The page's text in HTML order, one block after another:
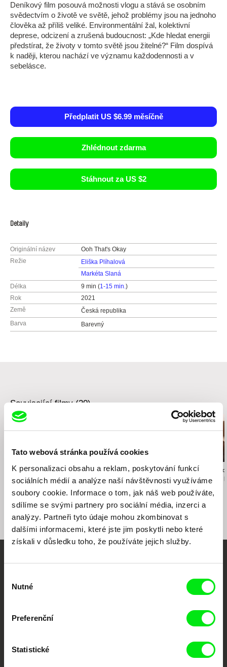
Tato webová stránka používá cookies
K personalizaci obsahu a reklam, poskytování funkcí
sociálních médií a analýze naší návštěvnosti využíváme
soubory cookie. Informace o tom, jak náš web používáte,
sdílíme se svými partnery pro sociální média, inzerci a
analýzy. Partneři tyto údaje mohou zkombinovat s
dalšími informacemi, které jste jim poskytli nebo které
získali v důsledku toho, že používáte jejich služby.
souhlasu
Nutné
Preferenční
Statistické
Deníkový film posouvá možnosti vlogu a stává se osobním
svědectvím o životě ve světě, jehož problémy jsou na jednoho
člověka až příliš veliké. Environmentální žal, kolektivní
deprese, odcizení a zrušená budoucnost: „Kde hledat energii
předstírat, že životy v tomto světě jsou žitelné?“ Film dospívá
k naději, kterou nachází ve významu každodennosti a v
sebelásce.
Předplatit US $6.99 měsíčně
Zhlédnout zdarma
Stáhnout za US $2
Detaily
Originální název
Ooh That's Okay
Režie
Eliška Plíhalová
Markéta Slaná
Délka
9 min (1-15 min.)
Rok
2021
Země
Česká republika
Barva
Barevný
Související filmy (20)
Namiko Sakamoto
Ukradl jsi mé srdce
Anastasiia Nikitina
Houska s máslem
Karolína
Mezi vším a
Vaše online
Portál DAFilms.cz je výsledkem tvůrčí spolupráce 7 klíčových evropských